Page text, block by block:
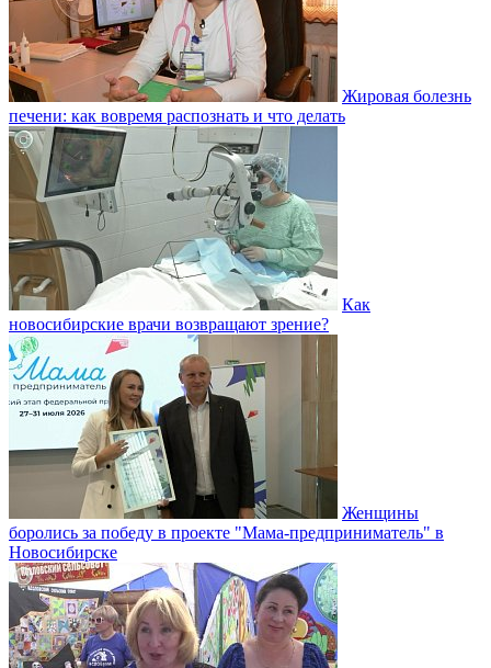
Жировая болезнь
печени: как вовремя распознать и что делать
Как
новосибирские врачи возвращают зрение?
Женщины
боролись за победу в проекте "Мама-предприниматель" в
Новосибирске